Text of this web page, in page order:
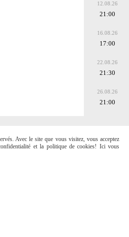
12.08.26
21:00
16.08.26
17:00
22.08.26
21:30
26.08.26
21:00
Avec le site que vous visitez, vous acceptez
et la politique de cookies! Ici vous